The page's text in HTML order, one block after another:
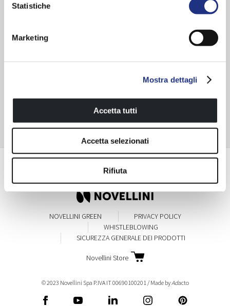
Statistiche
Marketing
Mostra dettagli
Accetta tutti
Accetta selezionati
Rifiuta
spessore
La gamma Novellini include una vasta selezione di accessori per la
tua doccia, cabina o vasca da bagno. Sgabelli e sedili doccia,
porta asciugamani da terra e da muro, tergivetro, appendini per
SCOPRI TUTTA LA SERIE
Colore profilo
NOVELLINI GREEN
PRIVACY POLICY
WHISTLEBLOWING
SICUREZZA GENERALE DEI PRODOTTI
Novellini Store
© 2023 Novellini Spa P.IVA IT 00690100201 / Made by Adacto